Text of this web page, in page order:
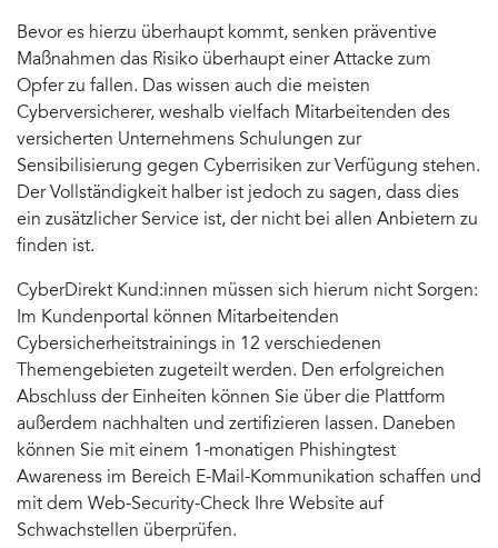
Bevor es hierzu überhaupt kommt, senken präventive
Maßnahmen das Risiko überhaupt einer Attacke zum
Opfer zu fallen. Das wissen auch die meisten
Cyberversicherer, weshalb vielfach Mitarbeitenden des
versicherten Unternehmens Schulungen zur
Sensibilisierung gegen Cyberrisiken zur Verfügung stehen.
Der Vollständigkeit halber ist jedoch zu sagen, dass dies
ein zusätzlicher Service ist, der nicht bei allen Anbietern zu
finden ist.
CyberDirekt Kund:innen müssen sich hierum nicht Sorgen:
Im Kundenportal können Mitarbeitenden
Cybersicherheitstrainings in 12 verschiedenen
Themengebieten zugeteilt werden. Den erfolgreichen
Abschluss der Einheiten können Sie über die Plattform
außerdem nachhalten und zertifizieren lassen. Daneben
können Sie mit einem 1-monatigen Phishingtest
Awareness im Bereich E-Mail-Kommunikation schaffen und
mit dem Web-Security-Check Ihre Website auf
Schwachstellen überprüfen.